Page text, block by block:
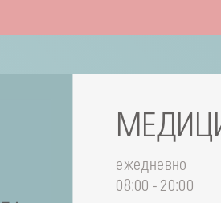
ежедневно
08:00 - 20:00